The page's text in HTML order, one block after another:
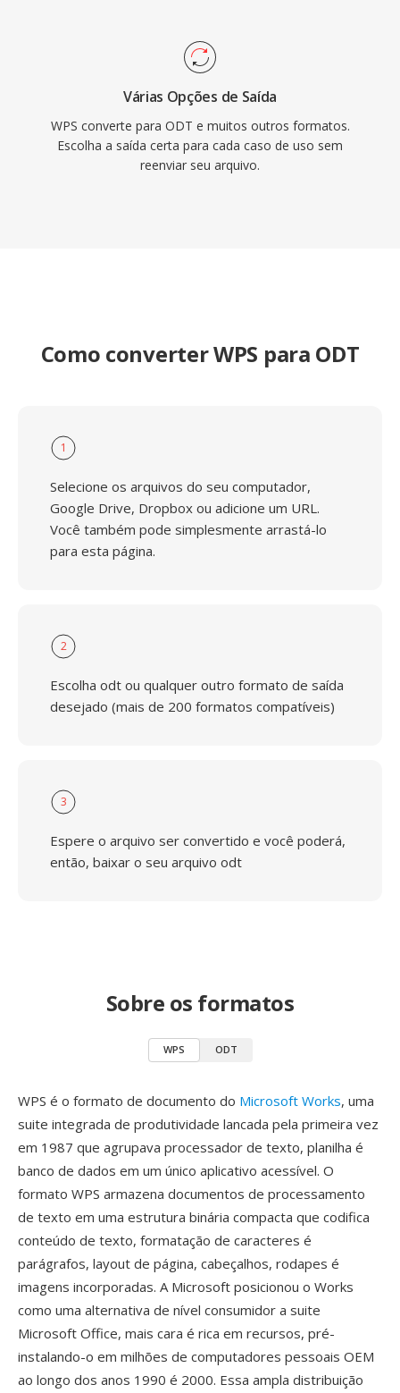
Várias Opções de Saída
WPS converte para ODT e muitos outros formatos.
Escolha a saída certa para cada caso de uso sem
reenviar seu arquivo.
Como converter WPS para ODT
1
Selecione os arquivos do seu computador,
Google Drive, Dropbox ou adicione um URL.
Você também pode simplesmente arrastá-lo
para esta página.
2
Escolha odt ou qualquer outro formato de saída
desejado (mais de 200 formatos compatíveis)
3
Espere o arquivo ser convertido e você poderá,
então, baixar o seu arquivo odt
Sobre os formatos
WPS ODT
WPS é o formato de documento do Microsoft Works, uma
suite integrada de produtividade lancada pela primeira vez
em 1987 que agrupava processador de texto, planilha é
banco de dados em um único aplicativo acessível. O
formato WPS armazena documentos de processamento
de texto em uma estrutura binária compacta que codifica
conteúdo de texto, formatação de caracteres é
parágrafos, layout de página, cabeçalhos, rodapes é
imagens incorporadas. A Microsoft posicionou o Works
como uma alternativa de nível consumidor a suite
Microsoft Office, mais cara é rica em recursos, pré-
instalando-o em milhões de computadores pessoais OEM
ao longo dos anos 1990 é 2000. Essa ampla distribuição